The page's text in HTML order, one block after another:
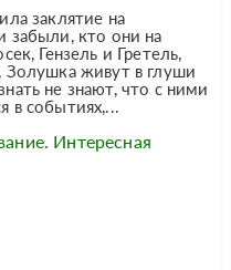
заклятие на
забыли, кто они на
Гензель и Гретель,
Золушка живут в глуши
не знают, что с ними
в событиях,...
Интересная